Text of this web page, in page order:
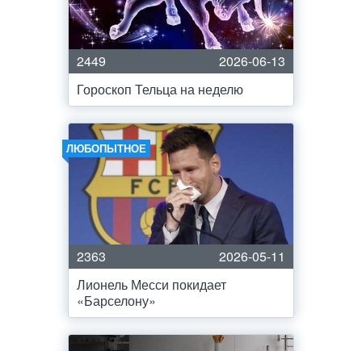
2449
2026-06-13
Гороскоп Тельца на неделю
ЛЮБОПЫТНОЕ
2363
2026-05-11
Лионель Месси покидает
«Барселону»